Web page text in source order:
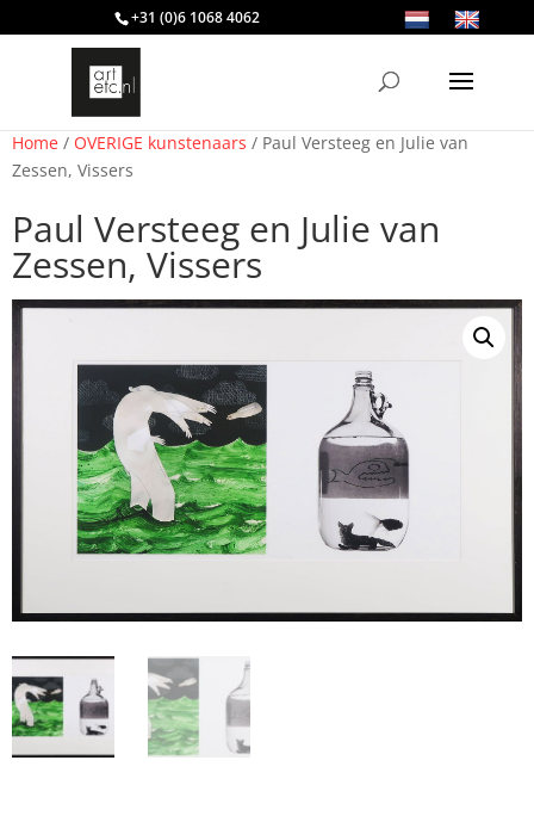
+31 (0)6 1068 4062
Home / OVERIGE kunstenaars / Paul Versteeg en Julie van
Zessen, Vissers
Paul Versteeg en Julie van
Zessen, Vissers